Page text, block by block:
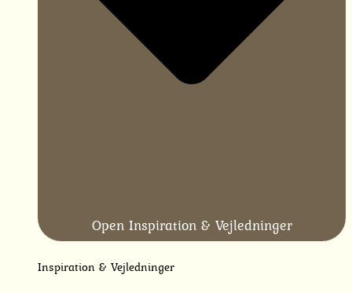
Open Inspiration & Vejledninger
Inspiration & Vejledninger